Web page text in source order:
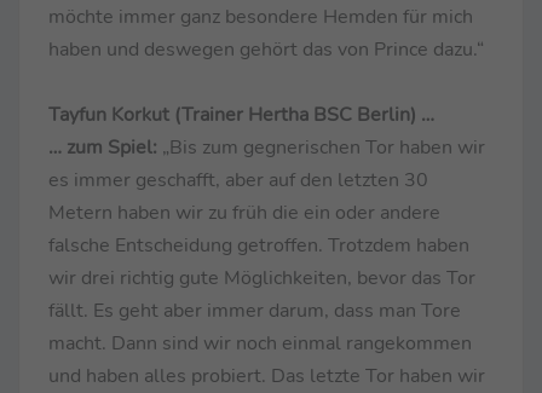
möchte immer ganz besondere Hemden für mich
haben und deswegen gehört das von Prince dazu.“
Tayfun Korkut (Trainer Hertha BSC Berlin) …
… zum Spiel: „Bis zum gegnerischen Tor haben wir
es immer geschafft, aber auf den letzten 30
Metern haben wir zu früh die ein oder andere
falsche Entscheidung getroffen. Trotzdem haben
wir drei richtig gute Möglichkeiten, bevor das Tor
fällt. Es geht aber immer darum, dass man Tore
macht. Dann sind wir noch einmal rangekommen
und haben alles probiert. Das letzte Tor haben wir